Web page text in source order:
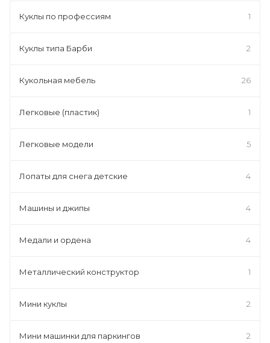
Куклы по профессиям 1
Куклы типа Барби 2
Кукольная мебель 26
Легковые (пластик) 1
Легковые модели 5
Лопаты для снега детские 4
Машины и джипы 4
Медали и ордена 4
Металлический конструктор 1
Мини куклы 2
Мини машинки для паркингов 2